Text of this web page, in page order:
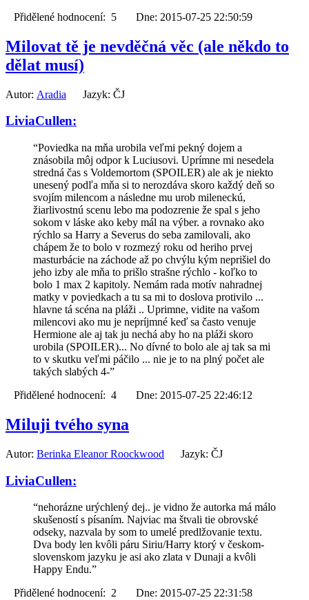
Přidělené hodnocení: 5 Dne: 2015-07-25 22:50:59
Milovat tě je nevděčná věc (ale někdo to
dělat musí)
Autor: Aradia Jazyk: ČJ
LiviaCullen:
“Poviedka na mňa urobila veľmi pekný dojem a
znásobila môj odpor k Luciusovi. Uprímne mi nesedela
stredná čas s Voldemortom (SPOILER) ale ak je niekto
unesený podľa mňa si to nerozdáva skoro každý deň so
svojím milencom a následne mu urob mileneckú,
žiarlivostnú scenu lebo ma podozrenie že spal s jeho
sokom v láske ako keby mál na výber. a rovnako ako
rýchlo sa Harry a Severus do seba zamilovali, ako
chápem že to bolo v rozmezý roku od heriho prvej
masturbácie na záchode až po chvýlu kým neprišiel do
jeho izby ale mňa to prišlo strašne rýchlo - koľko to
bolo 1 max 2 kapitoly. Nemám rada motív nahradnej
matky v poviedkach a tu sa mi to doslova protivilo ...
hlavne tá scéna na pláži .. Uprimne, vidite na vašom
milencovi ako mu je nepríjmné keď sa často venuje
Hermione ale aj tak ju nechá aby ho na pláži skoro
urobila (SPOILER)... No dívné to bolo ale aj tak sa mi
to v skutku veľmi páčilo ... nie je to na plný počet ale
takých slabých 4-”
Přidělené hodnocení: 4 Dne: 2015-07-25 22:46:12
Miluji tvého syna
Autor: Berinka Eleanor Roockwood Jazyk: ČJ
LiviaCullen:
“nehorázne urýchlený dej.. je vidno že autorka má málo
skušeností s písaním. Najviac ma štvali tie obrovské
odseky, nazvala by som to umelé predlžovanie textu.
Dva body len kvôli páru Siriu/Harry ktorý v českom-
slovenskom jazyku je asi ako zlata v Dunaji a kvôli
Happy Endu.”
Přidělené hodnocení: 2 Dne: 2015-07-25 22:31:58